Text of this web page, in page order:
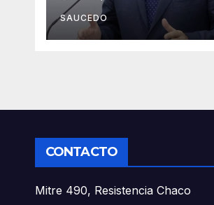
Milei: “Es un ajuste
brutal con
consecuencias
SAUCEDO
CONTACTO
Mitre 490, Resistencia Chaco